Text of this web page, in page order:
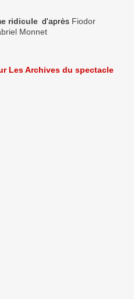
ridicule d'après Fiodor
Monnet
Les Archives du spectacle